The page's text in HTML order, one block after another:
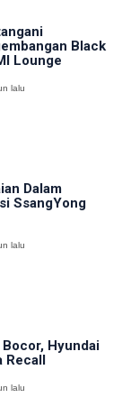
Black
Lounge
lalu
Dalam
SsangYong
lalu
Hyundai
Recall
lalu